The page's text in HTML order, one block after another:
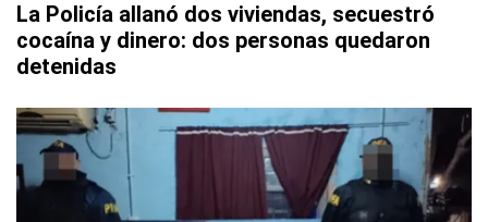
La Policía allanó dos viviendas, secuestró
cocaína y dinero: dos personas quedaron
detenidas